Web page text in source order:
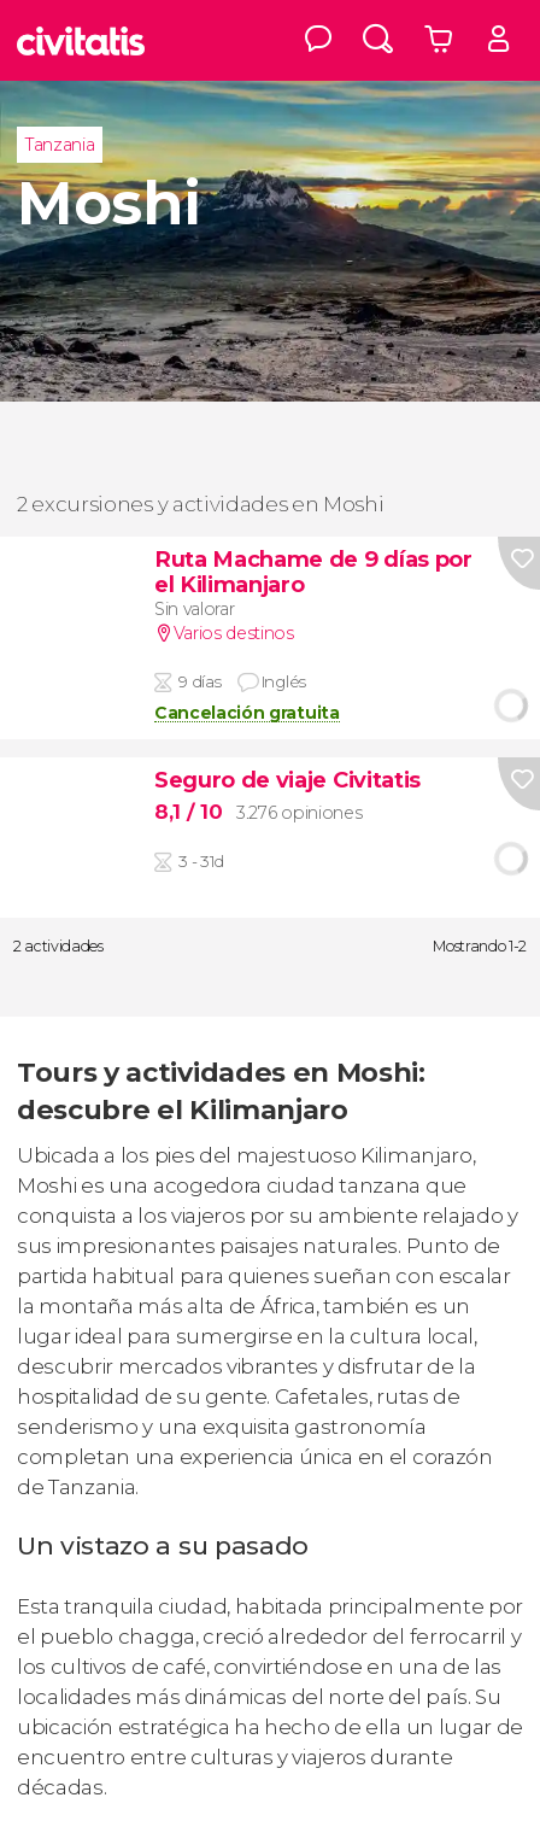
Tanzania
Moshi
2 excursiones y actividades en Moshi
Ruta Machame de 9 días por
el Kilimanjaro
Sin valorar
Varios destinos
9 días Inglés
Cancelación gratuita
Seguro de viaje Civitatis
8,1 / 10 3.276 opiniones
3 - 31d
2 actividades Mostrando 1-2
Tours y actividades en Moshi:
descubre el Kilimanjaro
Ubicada a los pies del majestuoso Kilimanjaro,
Moshi es una acogedora ciudad tanzana que
conquista a los viajeros por su ambiente relajado y
sus impresionantes paisajes naturales. Punto de
partida habitual para quienes sueñan con escalar
la montaña más alta de África, también es un
lugar ideal para sumergirse en la cultura local,
descubrir mercados vibrantes y disfrutar de la
hospitalidad de su gente. Cafetales, rutas de
senderismo y una exquisita gastronomía
completan una experiencia única en el corazón
de Tanzania.
Un vistazo a su pasado
Esta tranquila ciudad, habitada principalmente por
el pueblo chagga, creció alrededor del ferrocarril y
los cultivos de café, convirtiéndose en una de las
localidades más dinámicas del norte del país. Su
ubicación estratégica ha hecho de ella un lugar de
encuentro entre culturas y viajeros durante
décadas.